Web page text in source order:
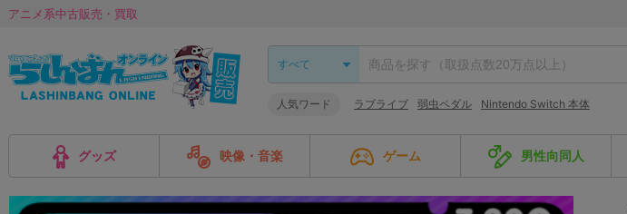
アニメ系中古販売・買取
人気ワード ラブライブ 弱虫ペダル Nintendo Switch 本体
グッズ 映像・音楽 ゲーム 男性向同人